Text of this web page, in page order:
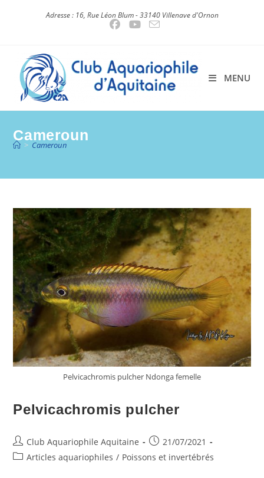
Adresse : 16, Rue Léon Blum - 33140 Villenave d'Ornon
MENU
Cameroun
> Cameroun
Pelvicachromis pulcher Ndonga femelle
Pelvicachromis pulcher
Auteur/autrice
de
Club Aquariophile Aquitaine
Publication
publiée :
21/07/2021
PostArticles aquariophiles / Poissons et invertébrés